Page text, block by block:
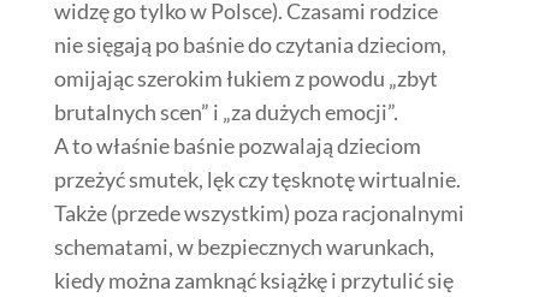
widzę go tylko w Polsce). Czasami rodzice
nie sięgają po baśnie do czytania dzieciom,
omijając szerokim łukiem z powodu „zbyt
brutalnych scen” i „za dużych emocji”.
A to właśnie baśnie pozwalają dzieciom
przeżyć smutek, lęk czy tęsknotę wirtualnie.
Także (przede wszystkim) poza racjonalnymi
schematami, w bezpiecznych warunkach,
kiedy można zamknąć książkę i przytulić się